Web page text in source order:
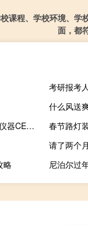
课程、学校环境、学
面，都
什么风送
前沿科技时讯：德州仪器CEO谭普顿即将卸任：执掌帅印14年
春节路灯
略
尼泊尔过